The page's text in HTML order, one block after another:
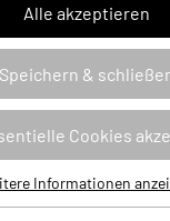
Alle akzeptieren
Speichern &
Cookies
Informationen